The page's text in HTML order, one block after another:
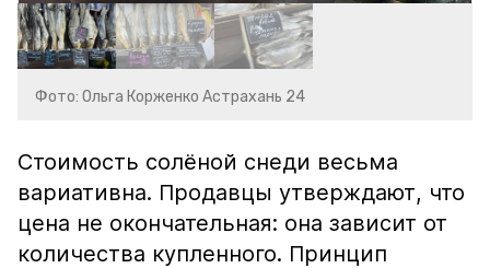
Фото: Ольга Корженко Астрахань 24
Стоимость солёной снеди весьма
вариативна. Продавцы утверждают, что
цена не окончательная: она зависит от
количества купленного. Принцип